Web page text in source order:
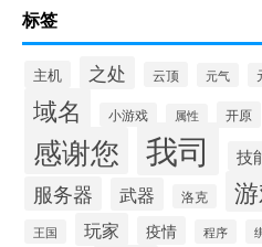
标签
主机 之处 云顶 元气
域名 小游戏 属性 开原
感谢您 我司 技
服务器 武器 洛克
王国 玩家 疫情 程序